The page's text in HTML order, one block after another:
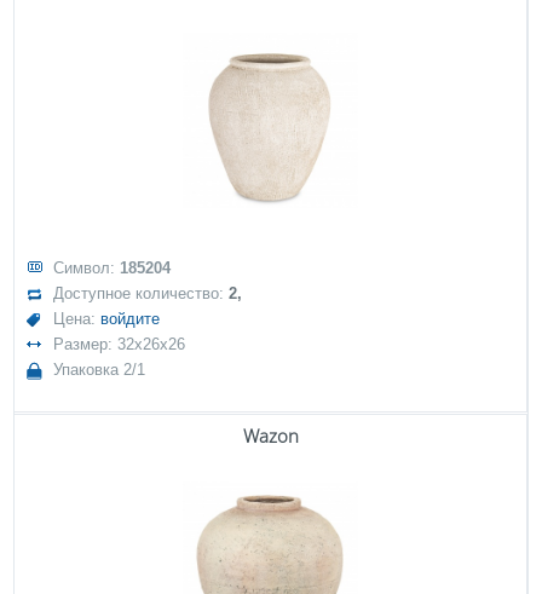
Символ: 185204
Доступное количество:2,
Цена: войдите
Размер: 32x26x26
Упаковка 2/1
Wazon